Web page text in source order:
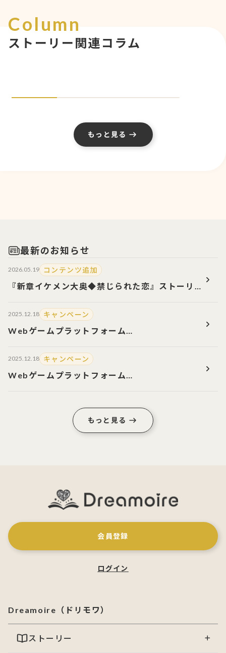
Column
ストーリー関連コラム
もっと見る
最新のお知らせ
2026.05.19 コンテンツ追加
『新章イケメン大奥◆禁じられた恋』ストーリ
2025.12.18 キャンペーン
Webゲームプラットフォーム
2大キャンペーン開催中！
2025.12.18 キャンペーン
Webゲームプラットフォーム
もっと見る
会員登録
ログイン
Dreamoire（ドリモワ）
ストーリー